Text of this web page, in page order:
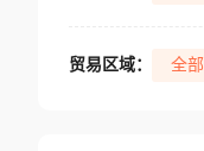
贸易区域： 全部